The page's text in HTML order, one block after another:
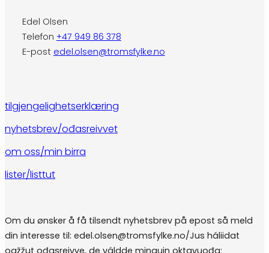
Edel Olsen
Telefon +47 949 86 378
E-post edel.olsen@tromsfylke.no
tilgjengelighetserklæring
nyhetsbrev/ođasreivvet
om oss/min birra
lister/listtut
Om du ønsker å få tilsendt nyhetsbrev på epost så meld
din interesse til: edel.olsen@tromsfylke.no/Jus háliidat